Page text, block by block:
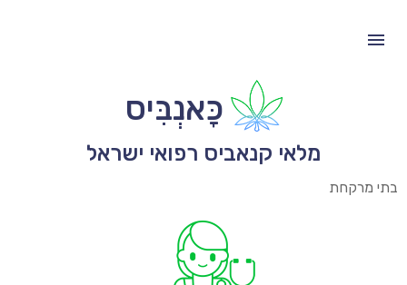
כָּאנְבִּיס
מלאי קנאביס רפואי ישראל
בתי מרקחת